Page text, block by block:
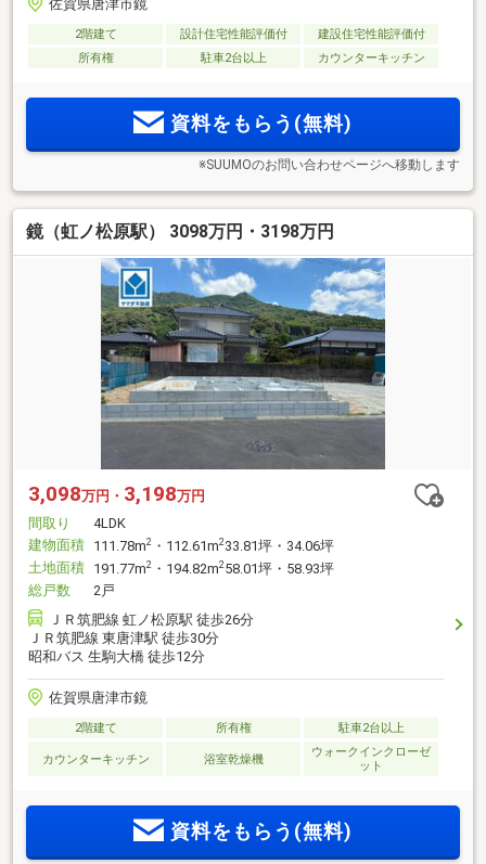
佐賀県唐津市鏡
2階建て 設計住宅性能評価付
建設住宅性能評価付
所有権
駐車2台以上 カウンターキッチン
資料をもらう(無料)
※SUUMOのお問い合わせページへ移動します
鏡（虹ノ松原駅） 3098万円・3198万円
3,098万円・ 3,198万円
間取り
4LDK
建物面積 111.78m2 ・112.61m2 33.81坪・34.06坪
土地面積 191.77m2 ・194.82m2 58.01坪・58.93坪
総戸数
2戸
ＪＲ筑肥線 虹ノ松原駅 徒歩26分
ＪＲ筑肥線 東唐津駅 徒歩30分
昭和バス 生駒大橋 徒歩12分
佐賀県唐津市鏡
2階建て 所有権 駐車2台以上
カウンターキッチン 浴室乾燥機
ウォークインクローゼ
ット
資料をもらう(無料)